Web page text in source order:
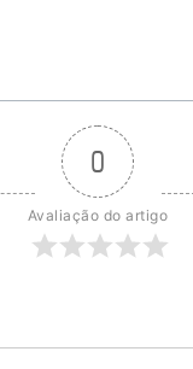
0
Avaliação do artigo